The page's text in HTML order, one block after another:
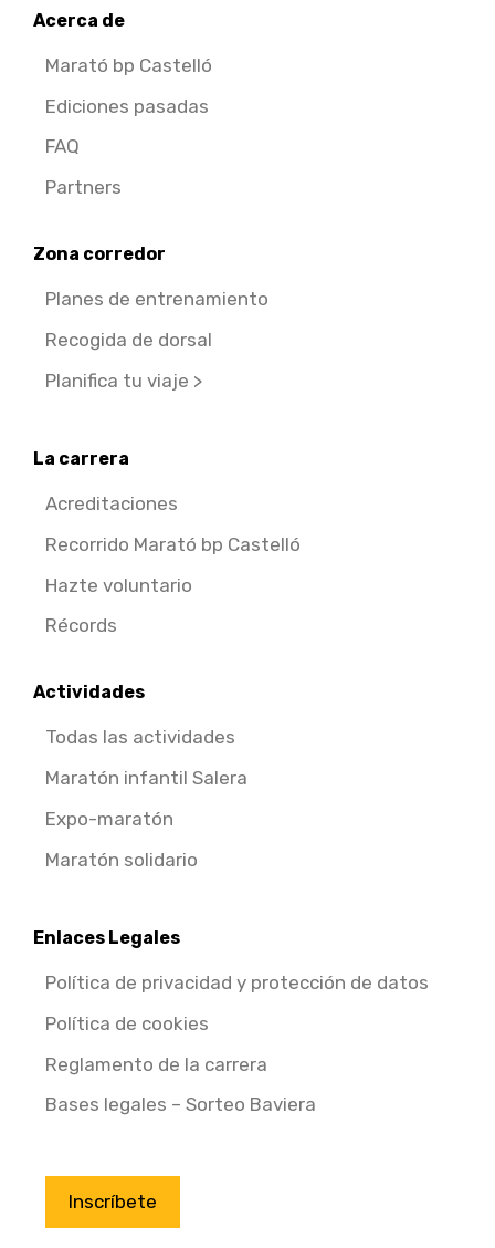
Acerca de
Marató bp Castelló
Ediciones pasadas
FAQ
Partners
Zona corredor
Planes de entrenamiento
Recogida de dorsal
Planifica tu viaje >
La carrera
Acreditaciones
Recorrido Marató bp Castelló
Hazte voluntario
Récords
Actividades
Todas las actividades
Maratón infantil Salera
Expo-maratón
Maratón solidario
Enlaces Legales
Política de privacidad y protección de datos
Política de cookies
Reglamento de la carrera
Bases legales – Sorteo Baviera
Inscríbete